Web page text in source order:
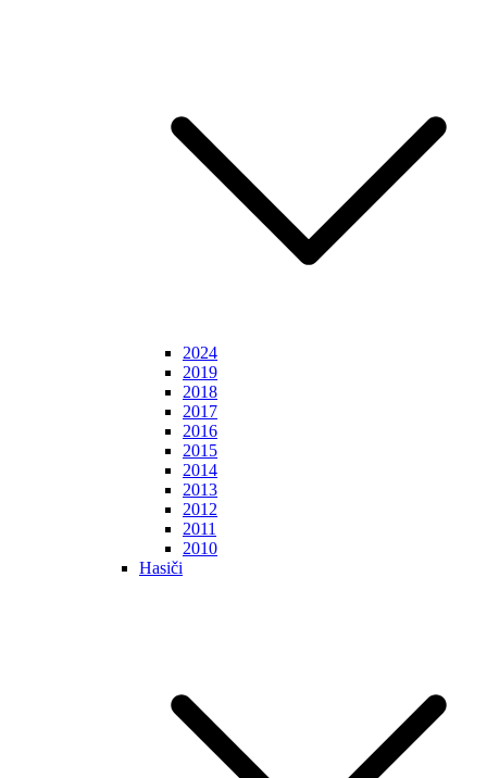
2024
2019
2018
2017
2016
2015
2014
2013
2012
2011
2010
Hasiči